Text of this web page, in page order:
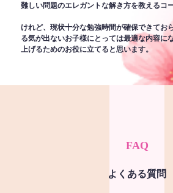
難しい問題のエレガントな解き方を教えるコ
けれど、現状十分な勉強時間が確保できてお
る気が出ないお子様にとっては最適な内容に
上げるためのお役に立てると思います。
FAQ
よくある質問